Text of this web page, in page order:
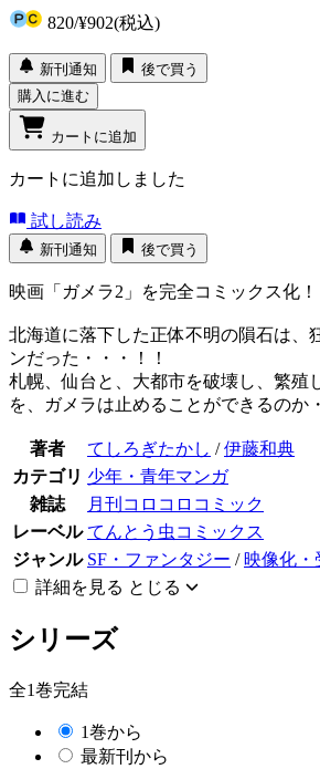
820/¥902(税込)
新刊通知
後で買う
購入に進む
カートに追加
カートに追加しました
試し読み
新刊通知 後で買う
映画「ガメラ2」を完全コミックス化！
北海道に落下した正体不明の隕石は、
ンだった・・・！！
札幌、仙台と、大都市を破壊し、繁殖
を、ガメラは止めることができるのか
著者 てしろぎたかし /伊藤和典
カテゴリ 少年・青年マンガ
雑誌
月刊コロコロコミック
レーベル てんとう虫コミックス
ジャンル SF・ファンタジー / 映像化・
詳細を見る とじる
シリーズ
全1巻完結
1巻から
最新刊から